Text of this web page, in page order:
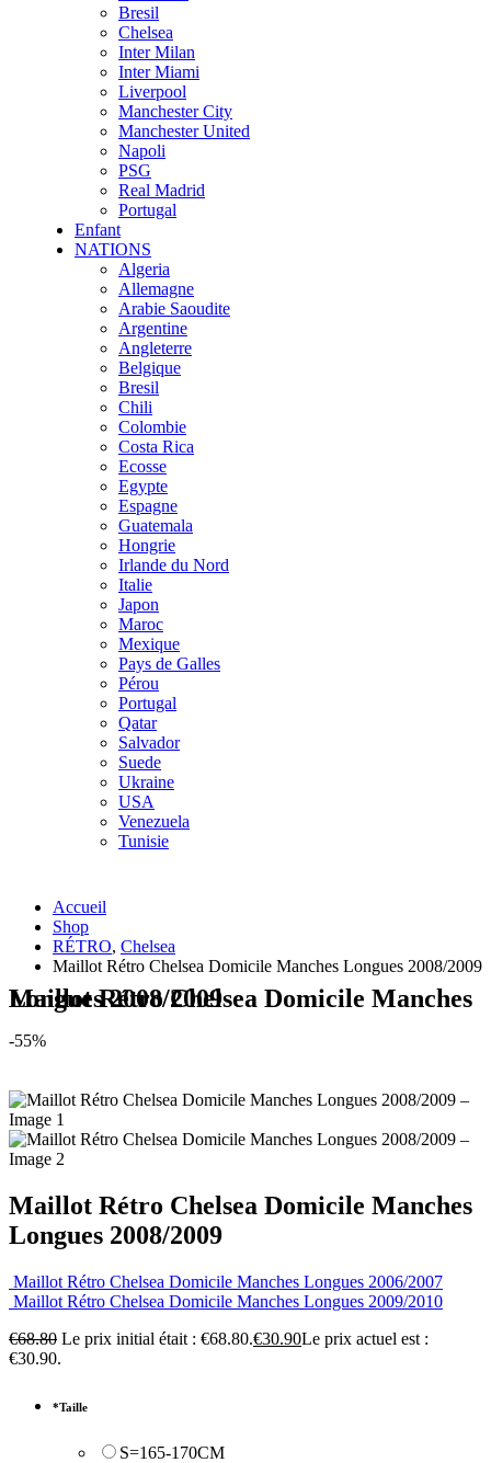
Bresil
Chelsea
Inter Milan
Inter Miami
Liverpool
Manchester City
Manchester United
Napoli
PSG
Real Madrid
Portugal
Enfant
NATIONS
Algeria
Allemagne
Arabie Saoudite
Argentine
Angleterre
Belgique
Bresil
Chili
Colombie
Costa Rica
Ecosse
Egypte
Espagne
Guatemala
Hongrie
Irlande du Nord
Italie
Japon
Maroc
Mexique
Pays de Galles
Pérou
Portugal
Qatar
Salvador
Suede
Ukraine
USA
Venezuela
Tunisie
Accueil
Shop
RÉTRO, Chelsea
Maillot Rétro Chelsea Domicile Manches Longues 2008/2009
Maillot Rétro Chelsea Domicile Manches Longues 2008/2009
-55%
Maillot Rétro Chelsea Domicile Manches
Longues 2008/2009
Maillot Rétro Chelsea Domicile Manches Longues 2006/2007
Maillot Rétro Chelsea Domicile Manches Longues 2009/2010
€68.80 Le prix initial était : €68.80.€30.90Le prix actuel est :
€30.90.
*Taille
S=165-170CM